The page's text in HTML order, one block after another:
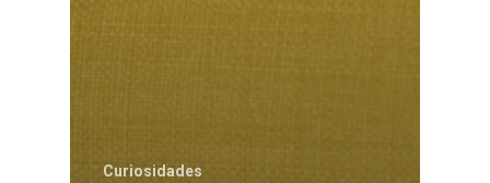
Curiosidades